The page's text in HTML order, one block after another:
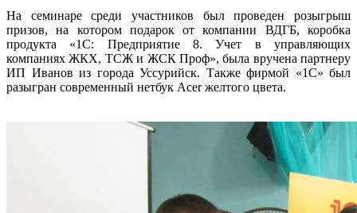
На семинаре среди участников был проведен розыгрыш
призов, на котором подарок от компании ВДГБ, коробка
продукта «1С: Предприятие 8. Учет в управляющих
компаниях ЖКХ, ТСЖ и ЖСК Проф», была вручена партнеру
ИП Иванов из города Уссурийск. Также фирмой «1С» был
разыгран современный нетбук Acer желтого цвета.